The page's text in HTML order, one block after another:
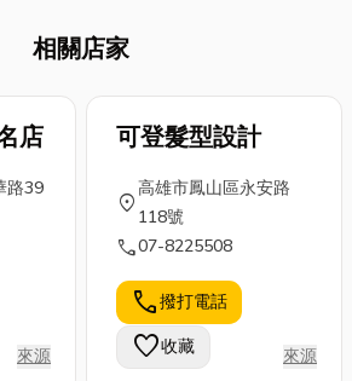
水處理產業是
設備到整合規
劃的龐大體
緻，影響深
就來帶你從上
到下搞懂水處
構，並解答你
最關心的常見
「產銷履歷農
產品」，它們
同的驗證標
食安把關。究
竟「有機」的
完整定義是什
麼？廣義與狹
義的有機農業
相關店家
店
路39
來源
可登髮型設計
location_on
高雄市鳳山區永安路
118號
call07-8225508
call撥打電話
favorite收藏 來源